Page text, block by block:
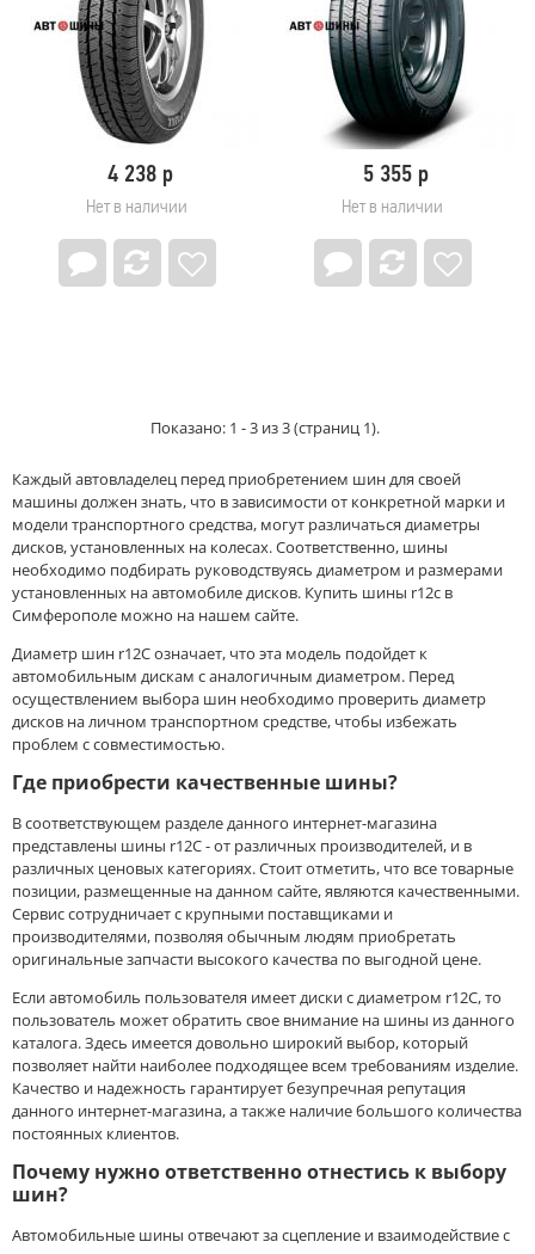
80
800
850
9,00
Mitas
MRL Tyres
Nexen
Nitto
NORDMAN
NorTec
Ovation
OZKA Pulmox
PACE
Petlas
Pirelli
ROADMARCH
Roadstone
ROADX
RockBlade
Rosava
ROTALLA
Sailun
Sailun RoadX
SATOYA
Sava
SPARE TIRE
STARMAXX
Sunfull
SUPERIA
SWT
Techking
Tercelo
Tianli
Tigar
Titan
TopTrust
TORERO
Torero (Matador)
Tornado
Tornado (Advance Holdings)
TORQUE
Total Trust
Toyo
4 238 р
Нет в наличии
5 355 р
Нет в наличии
Показано: 1 - 3 из 3 (страниц 1).
Каждый автовладелец перед приобретением шин для своей
машины должен знать, что в зависимости от конкретной марки и
модели транспортного средства, могут различаться диаметры
дисков, установленных на колесах. Соответственно, шины
необходимо подбирать руководствуясь диаметром и размерами
установленных на автомобиле дисков. Купить шины r12c в
Симферополе можно на нашем сайте.
Диаметр шин r12C означает, что эта модель подойдет к
автомобильным дискам с аналогичным диаметром. Перед
осуществлением выбора шин необходимо проверить диаметр
дисков на личном транспортном средстве, чтобы избежать
проблем с совместимостью.
Где приобрести качественные шины?
В соответствующем разделе данного интернет-магазина
представлены шины r12C - от различных производителей, и в
различных ценовых категориях. Стоит отметить, что все товарные
позиции, размещенные на данном сайте, являются качественными.
Сервис сотрудничает с крупными поставщиками и
производителями, позволяя обычным людям приобретать
оригинальные запчасти высокого качества по выгодной цене.
Если автомобиль пользователя имеет диски с диаметром r12C, то
пользователь может обратить свое внимание на шины из данного
каталога. Здесь имеется довольно широкий выбор, который
позволяет найти наиболее подходящее всем требованиям изделие.
Качество и надежность гарантирует безупречная репутация
данного интернет-магазина, а также наличие большого количества
постоянных клиентов.
Почему нужно ответственно отнестись к выбору
шин?
Автомобильные шины отвечают за сцепление и взаимодействие с